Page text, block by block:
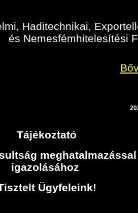
Haditechnikai,
és Nemesfémhitelesítési
Tájékoztató
igazolásához
Ügyfeleink!